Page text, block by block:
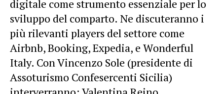
digitale come strumento essenziale per lo
sviluppo del comparto. Ne discuteranno i
più rilevanti players del settore come
Airbnb, Booking, Expedia, e Wonderful
Italy. Con Vincenzo Sole (presidente di
Assoturismo Confesercenti Sicilia)